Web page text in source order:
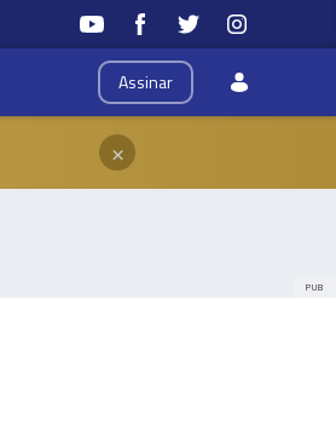
Assinar
×
PUB